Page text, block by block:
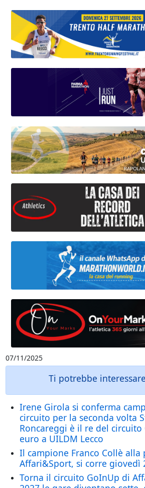
07/11/2025
Ti potrebbe
Irene Girola si conferma
circuito per la seconda volta
Roncareggi è il re del circuito
euro a UILDM Lecco
Il campione Franco Collè alla
Affari&Sport, si corre giovedì
Torna il circuito GoInUp di